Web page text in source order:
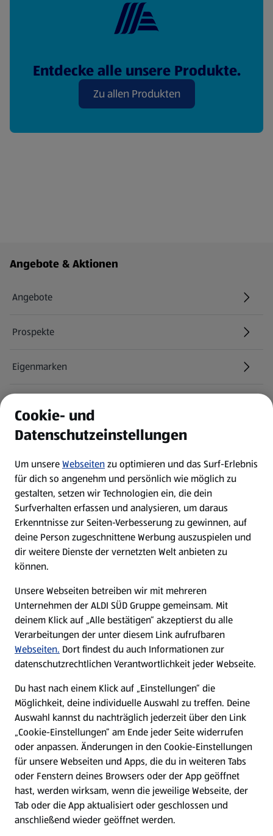
Entdecke alle unsere Produkte.
Zu allen Produkten
Fußzeilenmenü - weitere Links
Angebote & Aktionen
Angebote
Prospekte
Eigenmarken
Newsletter
WhatsApp
Über ALDI SÜD
Filialen
Nachhaltigkeit
Karriere
Presse
Hilfe & Kontakt
(öffnet in einem neuen Tab)
Unternehmen
Folge uns hier:
Cookie- und
Datenschutzeinstellungen
Um unsereWebseitenzu optimieren und das Surf-Erlebnis
für dich so angenehm und persönlich wie möglich zu
gestalten, setzen wir Technologien ein, die dein
Surfverhalten erfassen und analysieren, um daraus
Erkenntnisse zur Seiten-Verbesserung zu gewinnen, auf
deine Person zugeschnittene Werbung auszuspielen und
dir weitere Dienste der vernetzten Welt anbieten zu
können.
Unsere Webseiten betreiben wir mit mehreren
Unternehmen der ALDI SÜD Gruppe gemeinsam. Mit
deinem Klick auf „Alle bestätigen“ akzeptierst du alle
Verarbeitungen der unter diesem Link aufrufbaren
Webseiten. Dort findest du auch Informationen zur
datenschutzrechtlichen Verantwortlichkeit jeder Webseite.
Du hast nach einem Klick auf „Einstellungen“ die
Möglichkeit, deine individuelle Auswahl zu treffen. Deine
Auswahl kannst du nachträglich jederzeit über den Link
„Cookie-Einstellungen“ am Ende jeder Seite widerrufen
oder anpassen. Änderungen in den Cookie-Einstellungen
für unsere Webseiten und Apps, die du in weiteren Tabs
oder Fenstern deines Browsers oder der App geöffnet
hast, werden wirksam, wenn die jeweilige Webseite, der
Tab oder die App aktualisiert oder geschlossen und
anschließend wieder geöffnet werden.